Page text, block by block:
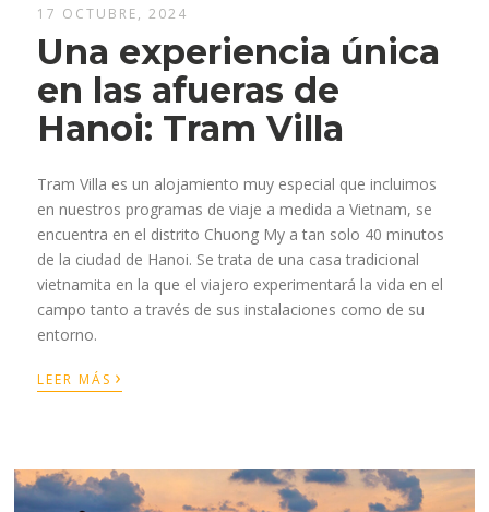
17 OCTUBRE, 2024
Una experiencia única
en las afueras de
Hanoi: Tram Villa
Tram Villa es un alojamiento muy especial que incluimos
en nuestros programas de viaje a medida a Vietnam, se
encuentra en el distrito Chuong My a tan solo 40 minutos
de la ciudad de Hanoi. Se trata de una casa tradicional
vietnamita en la que el viajero experimentará la vida en el
campo tanto a través de sus instalaciones como de su
entorno.
LEER MÁS ›